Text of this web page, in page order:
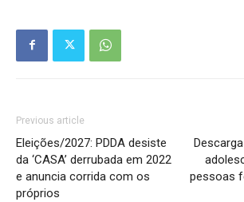
Previous article
Eleições/2027: PDDA desiste
da ‘CASA’ derrubada em 2022
e anuncia corrida com os
próprios
pessoas